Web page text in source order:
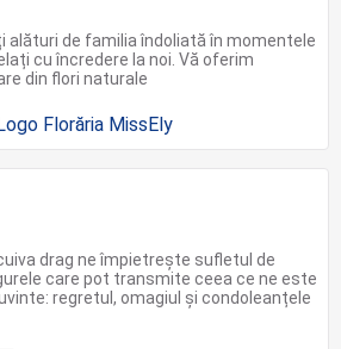
alături de familia îndoliată în momentele
cu încredere la noi. Vă oferim
din flori naturale
drag ne împietrește sufletul de
care pot transmite ceea ce ne este
regretul, omagiul și condoleanțele